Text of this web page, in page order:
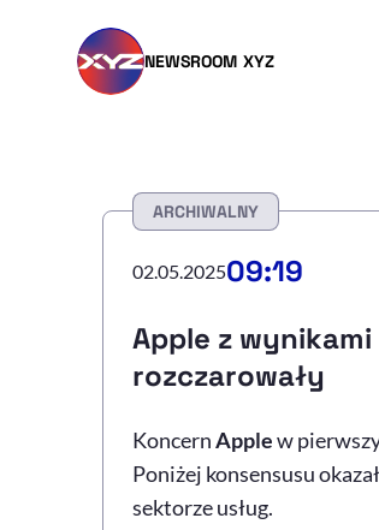
NEWSROOM XYZ
ARCHIWALNY
02.05.202509:19
Apple z
rozczarowały
KoncernApplew
Poniżej konsensusu
sektorze usług.